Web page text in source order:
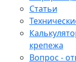
Статьи
крепежа
Вопрос -